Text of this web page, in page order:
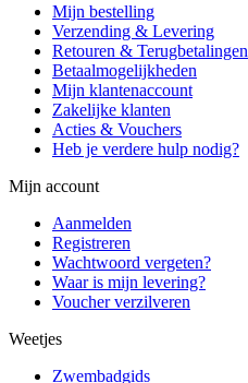
Mijn bestelling
Verzending & Levering
Retouren & Terugbetalingen
Betaalmogelijkheden
Mijn klantenaccount
Zakelijke klanten
Acties & Vouchers
Heb je verdere hulp nodig?
Mijn account
Aanmelden
Registreren
Wachtwoord vergeten?
Waar is mijn levering?
Voucher verzilveren
Weetjes
Zwembadgids